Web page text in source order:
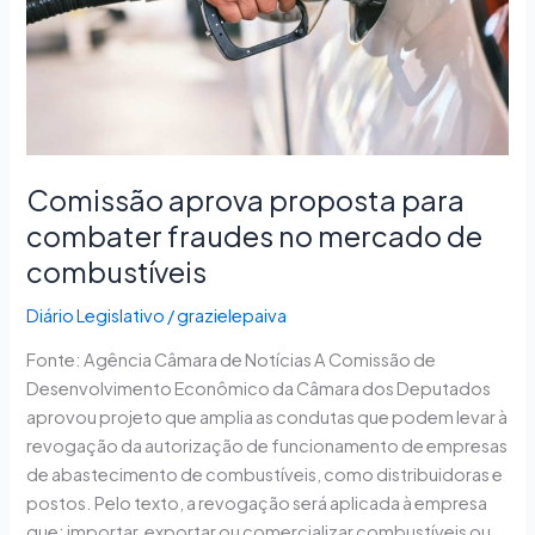
Comissão aprova proposta para
combater fraudes no mercado de
combustíveis
Diário Legislativo /grazielepaiva
Fonte: Agência Câmara de Notícias A Comissão de
Desenvolvimento Econômico da Câmara dos Deputados
aprovou projeto que amplia as condutas que podem levar à
revogação da autorização de funcionamento de empresas
de abastecimento de combustíveis, como distribuidoras e
postos. Pelo texto, a revogação será aplicada à empresa
no
mercado